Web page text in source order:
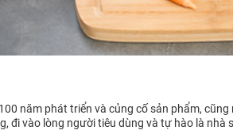
năm phát triển và củng cố sản phẩm,
đi vào lòng người tiêu dùng và tự hào là nhà